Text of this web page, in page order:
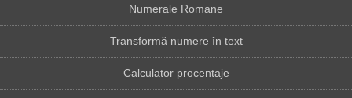
Numerale Romane
Transformă numere în text
Calculator procentaje